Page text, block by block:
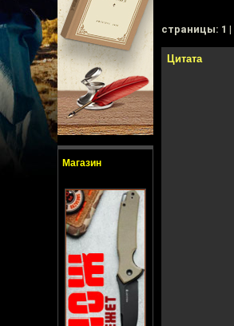
Магазин
cтраницы: 1 |
Цитата